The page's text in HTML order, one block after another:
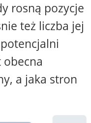
rosną pozycje
też liczba jej
obecna
a jaka stron